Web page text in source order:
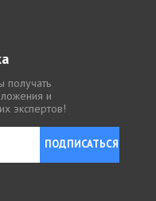
получать
и
экспертов!
ПОДПИСАТЬСЯ